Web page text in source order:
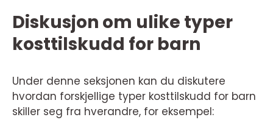
Diskusjon om ulike typer
kosttilskudd for barn
Under denne seksjonen kan du diskutere
hvordan forskjellige typer kosttilskudd for barn
skiller seg fra hverandre, for eksempel: